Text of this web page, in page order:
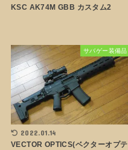
KSC AK74M GBB カスタム2
サバゲー装備品
2022.01.14
VECTOR OPTICS(ベクターオプテ